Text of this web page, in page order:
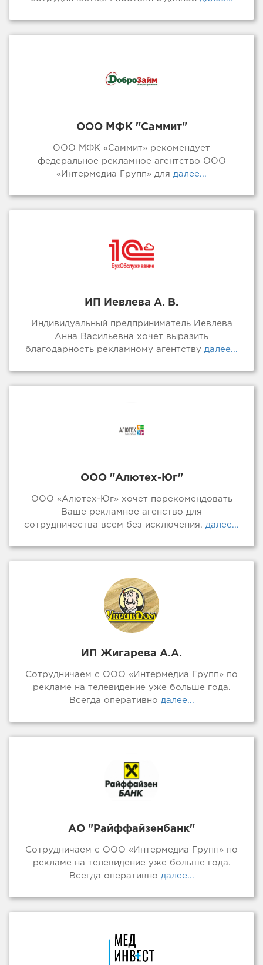
ООО МФК "Саммит"
ООО МФК «Саммит» рекомендует
федеральное рекламное агентство ООО
«Интермедиа Групп» для далее...
ИП Иевлева А. В.
Индивидуальный предприниматель Иевлева
Анна Васильевна хочет выразить
благодарность рекламному агентству далее...
ООО "Алютех-Юг"
ООО «Алютех-Юг» хочет порекомендовать
Ваше рекламное агенство для
сотрудничества всем без исключения. далее...
ИП Жигарева А.А.
Сотрудничаем с ООО «Интермедиа Групп» по
рекламе на телевидение уже больше года.
Всегда оперативно далее...
АО "Райффайзенбанк"
Сотрудничаем с ООО «Интермедиа Групп» по
рекламе на телевидение уже больше года.
Всегда оперативно далее...